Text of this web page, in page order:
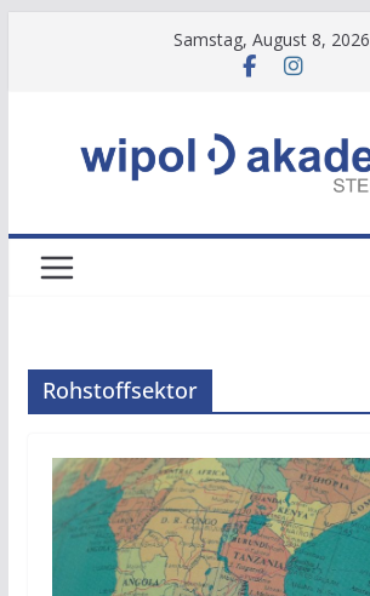
Samstag, August 8, 2026
Rohstoffsektor